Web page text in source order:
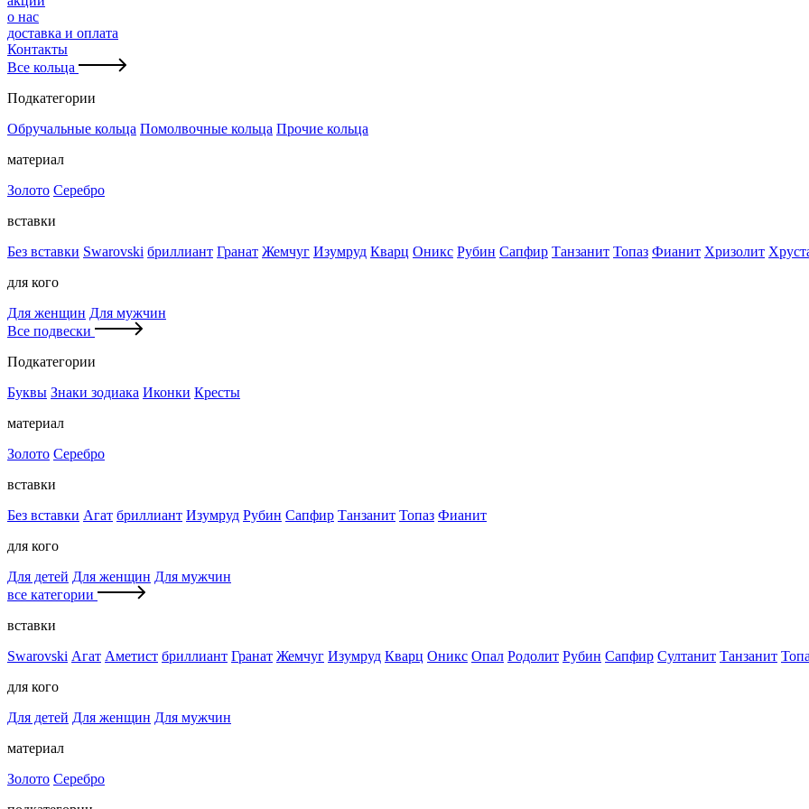
о нас
доставка и оплата
Контакты
Все кольца
Подкатегории
Обручальные кольца Помолвочные кольца Прочие кольца
материал
Золото Серебро
вставки
Без вставки Swarovski бриллиант Гранат Жемчуг Изумруд Кварц Оникс Рубин Сапфир Танзанит Топаз Фианит Хризолит
для кого
Для женщин Для мужчин
Все подвески
Подкатегории
Буквы Знаки зодиака Иконки Кресты
материал
Золото Серебро
вставки
Без вставки Агат бриллиант Изумруд Рубин Сапфир Танзанит Топаз Фианит
для кого
Для детей Для женщин Для мужчин
все категории
вставки
Swarovski Агат Аметист бриллиант Гранат Жемчуг Изумруд Кварц Оникс Опал Родолит Рубин Сапфир Султанит Танзанит
для кого
Для детей Для женщин Для мужчин
материал
Золото Серебро